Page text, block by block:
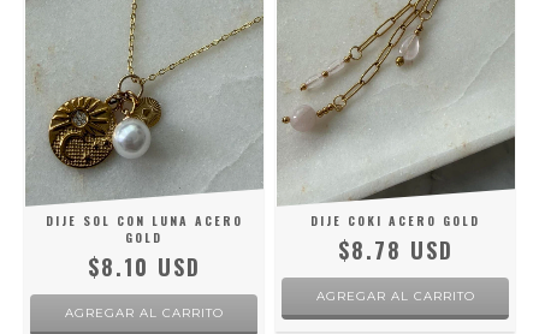
DIJE SOL CON LUNA ACERO
GOLD
$8.10 USD
DIJE COKI ACERO GOLD
$8.78 USD